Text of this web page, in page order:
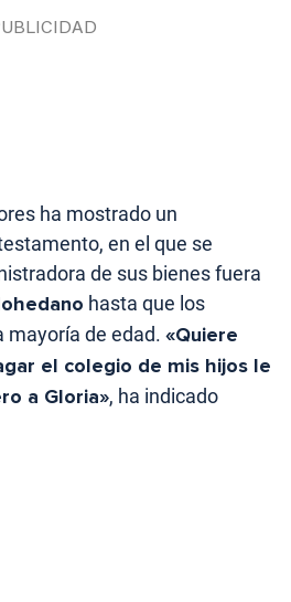
ha mostrado un
en el que se
de sus bienes fuera
hasta que los
mayoría de edad. «Quiere
el colegio de mis hijos le
a Gloria», ha indicado